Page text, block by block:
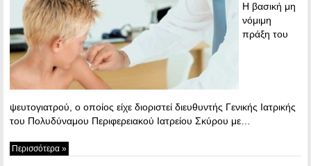
Η βασική μη
νόμιμη
πράξη του
ψευτογιατρού, ο οποίος είχε διοριστεί διευθυντής Γενικής Ιατρικής
του Πολυδύναμου Περιφερειακού Ιατρείου Σκύρου με…
Περισσότερα »